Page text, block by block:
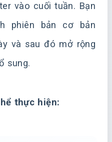
vào cuối tuần. Bạn
phiên bản cơ bản
và sau đó mở rộng
sung.
thực hiện: